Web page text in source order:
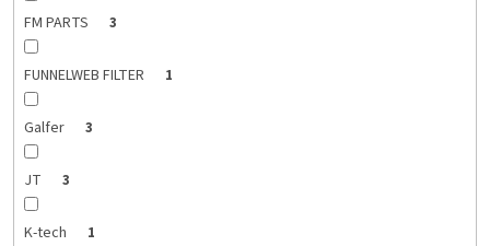
FM PARTS 3
FUNNELWEB FILTER 1
Galfer 3
JT 3
K-tech 1